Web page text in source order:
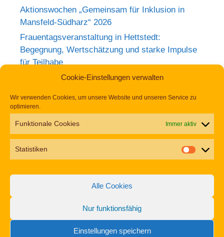
Cookie-Einstellungen verwalten
Wir verwenden Cookies, um unsere Website und unseren Service zu
optimieren.
Funktionale Cookies Immer aktiv
Statistiken
Alle Cookies
Nur funktionsfähig
Einstellungen speichern
Aktionswochen „Gemeinsam für Inklusion in
Mansfeld-Südharz“ 2026
Frauentagsveranstaltung in Hettstedt:
Begegnung, Wertschätzung und starke Impulse
für Teilhabe
Rückblick zum Weltkrebstag im Europa-
Tag der Begegnung 2026 – Jetzt anmelden und
Einladung zur Frauentagsfeier am 11. März in
Hettstedt
Aufruf zu den Aktionswochen „Gemeinsam für
Inklusion in Mansfeld-Südharz“ 2026
Datenschutz Erklärung zur Barrierefreiheit